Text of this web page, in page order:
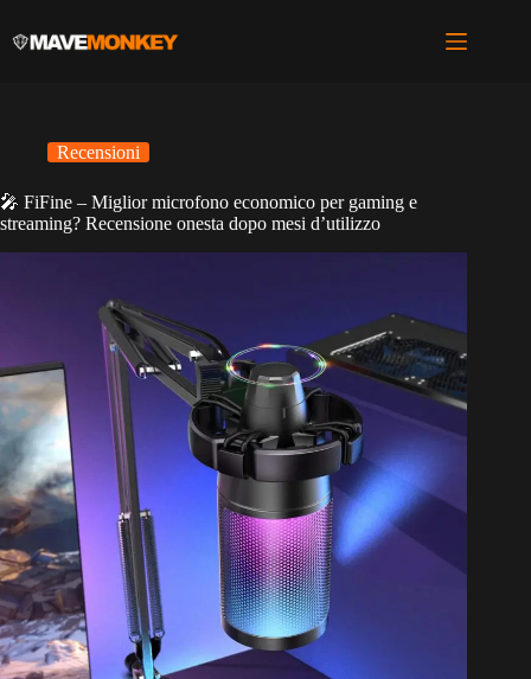
contenuto
Recensioni
🎤 FiFine – Miglior microfono economico per gaming e
streaming? Recensione onesta dopo mesi d’utilizzo